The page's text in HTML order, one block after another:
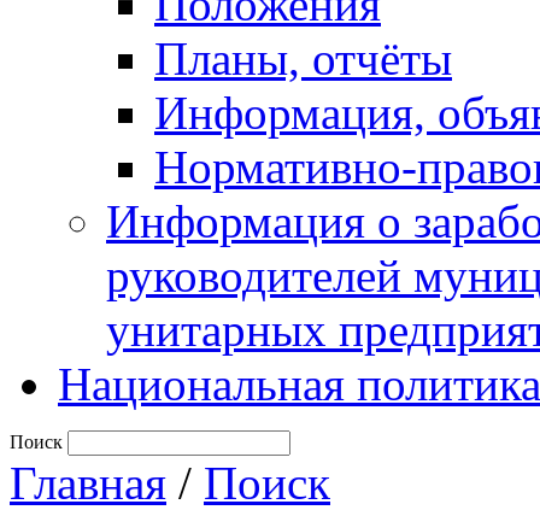
Планы, отчёты
Информация,
Нормативно-
Информация о
руководителей
унитарных
Национальная политика
Поиск
Главная / Поиск